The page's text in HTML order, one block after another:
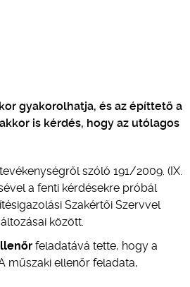
gyakorolhatja, és az építtető a
is kérdés, hogy az utólagos
szóló 191/2009. (IX.
a fenti kérdésekre próbál
Szakértői Szervvel
között.
feladatává tette, hogy a
műszaki ellenőr feladata,